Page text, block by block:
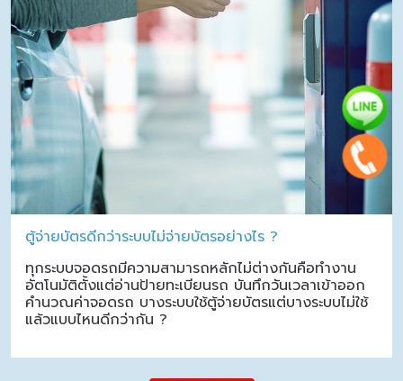
ตู้จ่ายบัตรดีกว่าระบบไม่จ่ายบัตรอย่างไร ?
ทุกระบบจอดรถมีความสามารถหลักไม่ต่างกันคือทำงาน
อัตโนมัติตั้งแต่อ่านป้ายทะเบียนรถ บันทึกวันเวลาเข้าออก
คำนวณค่าจอดรถ บางระบบใช้ตู้จ่ายบัตรแต่บางระบบไม่ใช้
แล้วแบบไหนดีกว่ากัน ?